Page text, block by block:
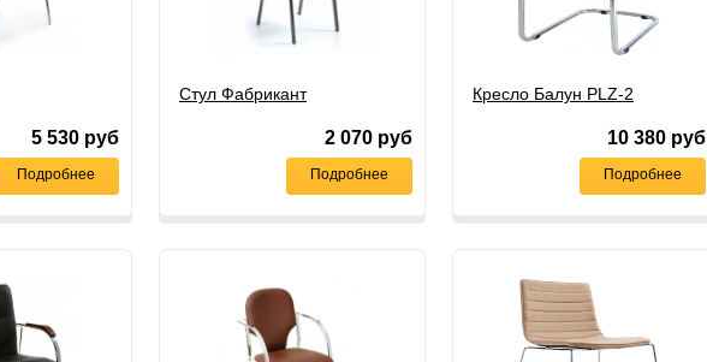
5 530 руб
Подробнее
Стул Фабрикант
2 070 руб
Подробнее
Кресло Балун PLZ-2
10 380 руб
Подробнее